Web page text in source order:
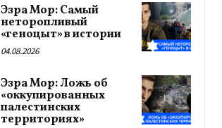
Эзра Мор: Самый
неторопливый
«геноцыт» в истории
04.08.2026
Эзра Мор: Ложь об
«оккупированных
палестинских
территориях»